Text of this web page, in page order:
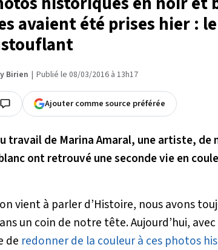
avaient été prises hier :
Birien Publié le 08/03/2016 à 13h17
Ajouter comme source préférée
travail de Marina Amaral, une artiste, de
ont retrouvé une seconde vie en
vient à parler d’Histoire, nous avons
un coin de notre tête. Aujourd’hui,
de redonner de la couleur à ces photos